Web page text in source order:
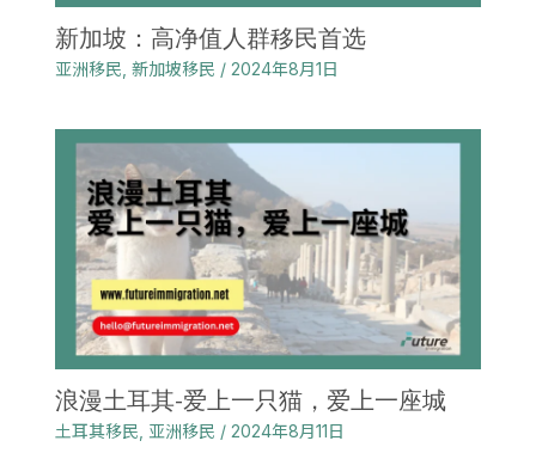
新加坡：高净值人群移民首选
亚洲移民 新加坡移民 / 2024年8月1日
浪漫土耳其-爱上一只猫，爱上一座城
土耳其移民 亚洲移民 / 2024年8月11日